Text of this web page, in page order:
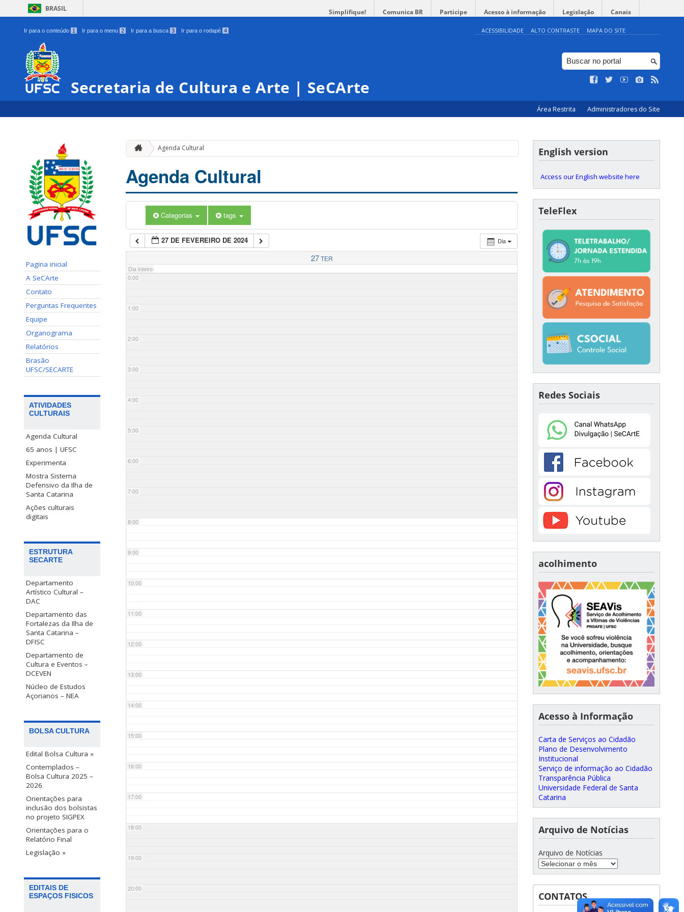
BRASIL Simplifique! Comunica BR Participe Acesso à informação Legislação Canais
Ir para o conteúdo 1 Ir para o menu 2 Ir para a busca 3 Ir para o rodapé 4 ACESSIBILIDADE ALTO CONTRASTE MAPA DO SITE
Secretaria de Cultura e Arte | SeCArte
Área Restrita Administradores do Site
Pagina inicial
A SeCArte
Contato
Perguntas Frequentes
Equipe
Organograma
Relatórios
Brasão
UFSC/SECARTE
ATIVIDADES
CULTURAIS
Agenda Cultural
65 anos | UFSC
Experimenta
Mostra Sistema
Defensivo da Ilha de
Santa Catarina
Ações culturais
digitais
ESTRUTURA
SECARTE
Departamento
Artístico Cultural –
DAC
Departamento das
Fortalezas da Ilha de
Santa Catarina –
DFISC
Departamento de
Cultura e Eventos –
DCEVEN
Núcleo de Estudos
Açorianos – NEA
BOLSA CULTURA
Edital Bolsa Cultura »
Contemplados –
Bolsa Cultura 2025 –
2026
Orientações para
inclusão dos bolsistas
no projeto SIGPEX
Orientações para o
Relatório Final
Legislação »
EDITAIS DE
ESPAÇOS FISICOS
Agenda Cultural
Agenda Cultural
Categorias tags
Dia
27 DE FEVEREIRO DE 2024
27 TER
Dia inteiro
0:00
1:00
2:00
3:00
4:00
5:00
6:00
7:00
8:00
9:00
10:00
11:00
12:00
13:00
14:00
15:00
16:00
17:00
18:00
19:00
20:00
English version
Access our English website here
TeleFlex
Redes Sociais
acolhimento
Acesso à Informação
Carta de Serviços ao Cidadão
Plano de Desenvolvimento
Institucional
Serviço de informação ao Cidadão
Transparência Pública
Universidade Federal de Santa
Catarina
Arquivo de Notícias
Arquivo de Notícias
CONTATOS